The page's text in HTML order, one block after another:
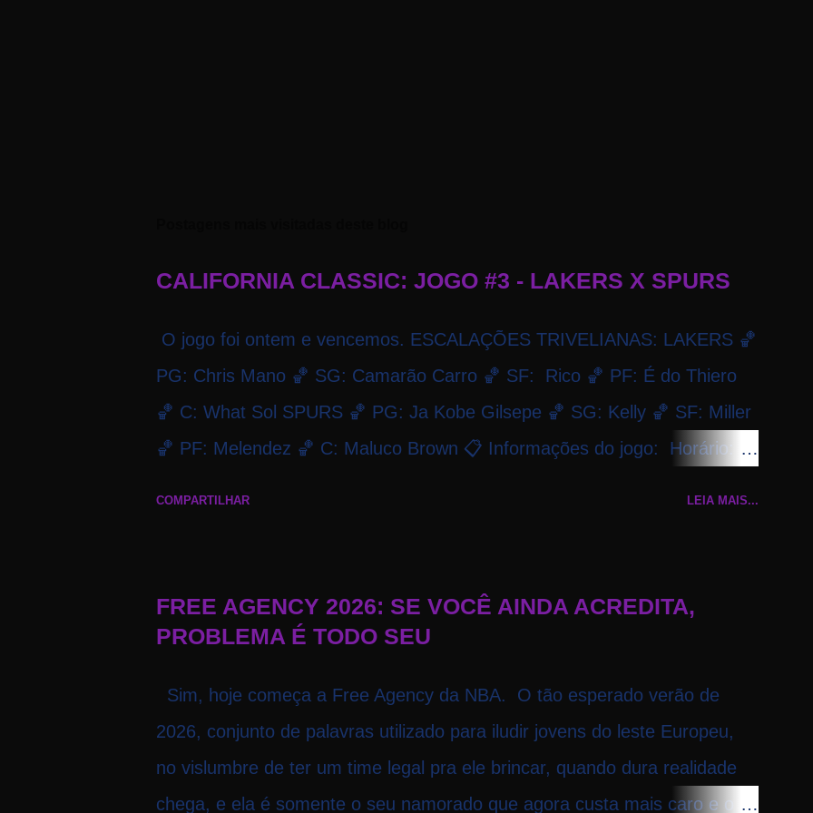
CALIFORNIA CLASSIC: JOGO #3 - LAKERS X SPURS
O jogo foi ontem e vencemos. ESCALAÇÕES TRIVELIANAS: LAKERS 🏀
PG: Chris Mano 🏀 SG: Camarão Carro 🏀 SF: Rico 🏀 PF: É do Thiero
🏀 C: What Sol SPURS 🏀 PG: Ja Kobe Gilsepe 🏀 SG: Kelly 🏀 SF: Miller
🏀 PF: Melendez 🏀 C: Maluco Brown 📋 Informações do jogo: ​ Horário:
COMPARTILHAR LEIA MAIS...
FREE AGENCY 2026: SE VOCÊ AINDA ACREDITA,
PROBLEMA É TODO SEU
Sim, hoje começa a Free Agency da NBA. O tão esperado verão de
2026, conjunto de palavras utilizado para iludir jovens do leste Europeu,
no vislumbre de ter um time legal pra ele brincar, quando dura realidade
chega, e ela é somente o seu namorado que agora custa mais caro e o